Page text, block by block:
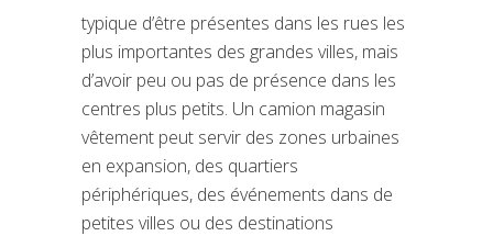
typique d’être présentes dans les rues les
plus importantes des grandes villes, mais
d’avoir peu ou pas de présence dans les
centres plus petits. Un camion magasin
vêtement peut servir des zones urbaines
en expansion, des quartiers
périphériques, des événements dans de
petites villes ou des destinations